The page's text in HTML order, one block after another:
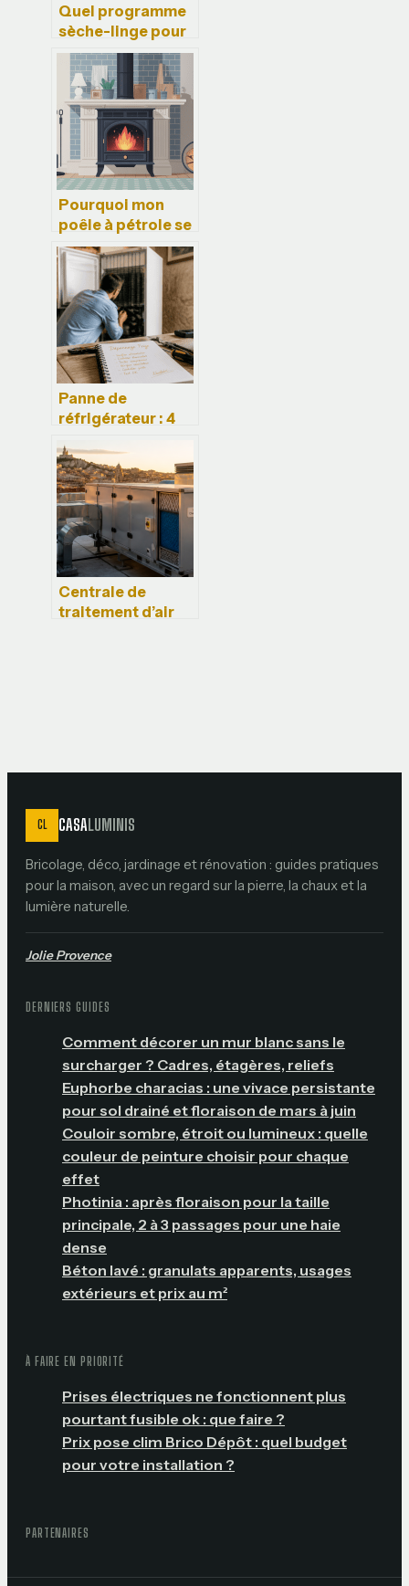
Quel programme
sèche-linge pour
ne pas rétrécir les
vêtements
Pourquoi mon
poêle à pétrole se
met en erreur :
causes et
solutions
Panne de
réfrigérateur : 4
éviter un
dépannage inutile
Centrale de
traitement d’air
CL CASALUMINIS
Bricolage, déco, jardinage et rénovation : guides pratiques
pour la maison, avec un regard sur la pierre, la chaux et la
lumière naturelle.
Jolie Provence
DERNIERS GUIDES
Comment décorer un mur blanc sans le
surcharger ? Cadres, étagères, reliefs
Euphorbe characias : une vivace persistante
pour sol drainé et floraison de mars à juin
Couloir sombre, étroit ou lumineux : quelle
couleur de peinture choisir pour chaque
effet
Photinia : après floraison pour la taille
principale, 2 à 3 passages pour une haie
dense
Béton lavé : granulats apparents, usages
extérieurs et prix au m²
À FAIRE EN PRIORITÉ
Prises électriques ne fonctionnent plus
pourtant fusible ok : que faire ?
Prix pose clim Brico Dépôt : quel budget
pour votre installation ?
PARTENAIRES